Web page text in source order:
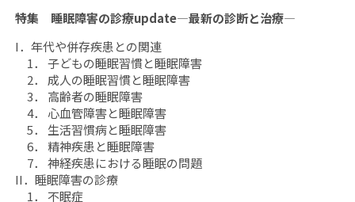
2025
年
7
月
号
「睡
眠
障
害
の
診
2025
年
7
月
号
「睡
眠
障
害
の
特集 睡眠障害の診療update―最新の診断と治療―
I．年代や併存疾患との関連
1． 子どもの睡眠習慣と睡眠障害
2． 成人の睡眠習慣と睡眠障害
3． 高齢者の睡眠障害
4． 心血管障害と睡眠障害
5． 生活習慣病と睡眠障害
6． 精神疾患と睡眠障害
7． 神経疾患における睡眠の問題
II．睡眠障害の診療
1． 不眠症